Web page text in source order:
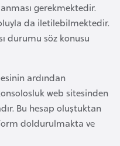
gerekmektedir.
da iletilebilmektedir.
durumu söz konusu
ardından
web sitesinden
Bu hesap oluştuktan
doldurulmakta ve